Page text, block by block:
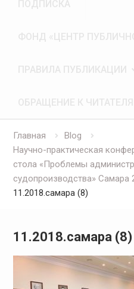
Главная
Blog
Научно-практическая
стола «Проблемы
судопроизводства» Самара
11.2018.самара (8)
11.2018.самара (8)